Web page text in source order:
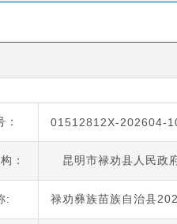
： 01512812X-202604-
： 昆明市禄劝县人民政
: 禄劝彝族苗族自治县